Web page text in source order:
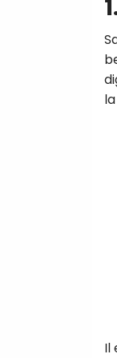
Il